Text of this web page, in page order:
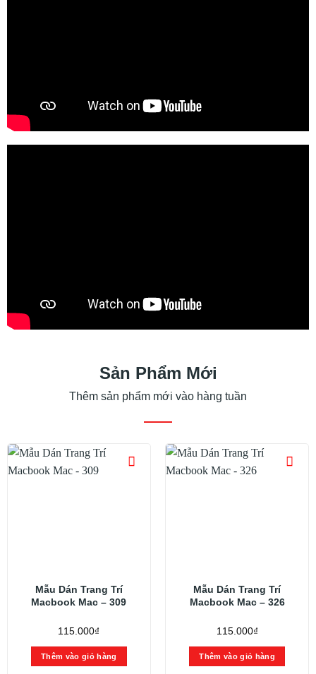
Sản Phẩm Mới
Thêm sản phẩm mới vào hàng tuần
Mẫu Dán Trang Trí
Macbook Mac – 309
115.000₫
Thêm vào giỏ hàng
Mẫu Dán Trang Trí
Macbook Mac – 326
115.000₫
Thêm vào giỏ hàng